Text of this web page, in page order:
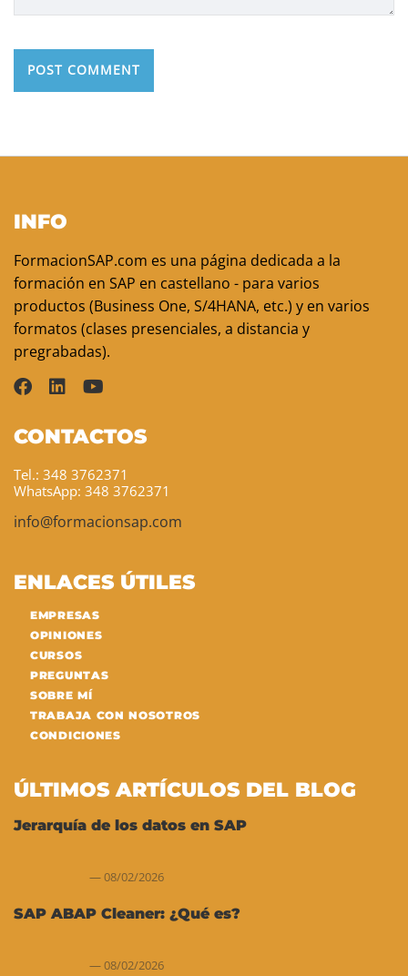
INFO
FormacionSAP.com es una página dedicada a la
formación en SAP en castellano - para varios
productos (Business One, S/4HANA, etc.) y en varios
formatos (clases presenciales, a distancia y
pregrabadas).
CONTACTOS
Tel.: 348 3762371
WhatsApp: 348 3762371
info@formacionsap.com
ENLACES ÚTILES
EMPRESAS
OPINIONES
CURSOS
PREGUNTAS
SOBRE MÍ
TRABAJA CON NOSOTROS
CONDICIONES
ÚLTIMOS ARTÍCULOS DEL BLOG
Jerarquía de los datos en SAP
08/02/2026
SAP ABAP Cleaner: ¿Qué es?
08/02/2026